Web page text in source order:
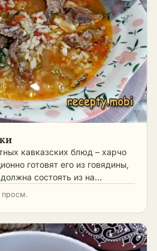
кавказских блюд – харчо
готовят его из говядины,
состоять из на…
просм.